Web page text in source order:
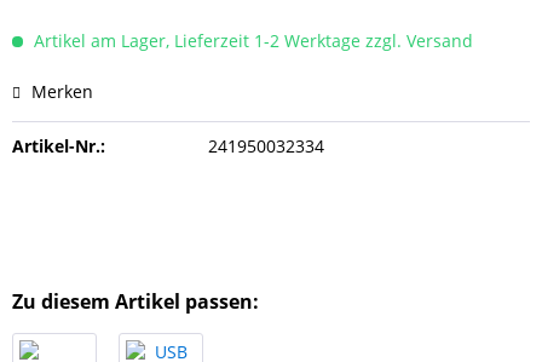
Artikel am Lager, Lieferzeit 1-2 Werktage zzgl. Versand
Merken
Artikel-Nr.: 241950032334
Zu diesem Artikel passen: